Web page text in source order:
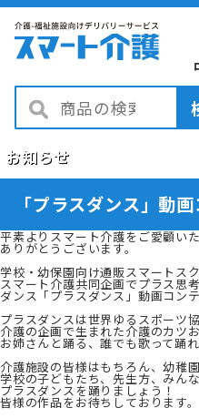
お知らせ
「プラスダンス」動
平素よりスマート介護をご愛顧い
ありがとうございます。
学校・幼保園向け通販スマートス
スマート介護共同企画でプラス思
ダンス「プラスダンス」動画コン
プラスダンスは世界ゆるスポーツ
介護の企画で生まれた介護のカツ
お姉さんと踊る、誰でも歌って踊
介護施設の皆様はもちろん、幼稚園
学校の子どもたち、先生方、みん
プラスダンスを踊りましょう！
皆様の作品をお待ちしております。